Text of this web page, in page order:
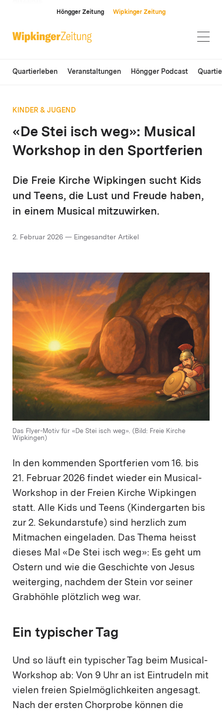
Höngger Zeitung Wipkinger Zeitung
Quartierleben Veranstaltungen Höngger Podcast
KINDER & JUGEND
«De Stei isch weg»: Musical
Workshop in den Sportferien
Die Freie Kirche Wipkingen sucht Kids
und Teens, die Lust und Freude haben,
in einem Musical mitzuwirken.
2. Februar 2026 — Eingesandter Artikel
Das Flyer-Motiv für «De Stei isch weg». (Bild: Freie Kirche
Wipkingen)
In den kommenden Sportferien vom 16. bis
21. Februar 2026 findet wieder ein Musical-
Workshop in der Freien Kirche Wipkingen
statt. Alle Kids und Teens (Kindergarten bis
zur 2. Sekundarstufe) sind herzlich zum
Mitmachen eingeladen. Das Thema heisst
dieses Mal «De Stei isch weg»: Es geht um
Ostern und wie die Geschichte von Jesus
weiterging, nachdem der Stein vor seiner
Grabhöhle plötzlich weg war.
Ein typischer Tag
Und so läuft ein typischer Tag beim Musical-
Workshop ab: Von 9 Uhr an ist Eintrudeln mit
vielen freien Spielmöglichkeiten angesagt.
Nach der ersten Chorprobe können die